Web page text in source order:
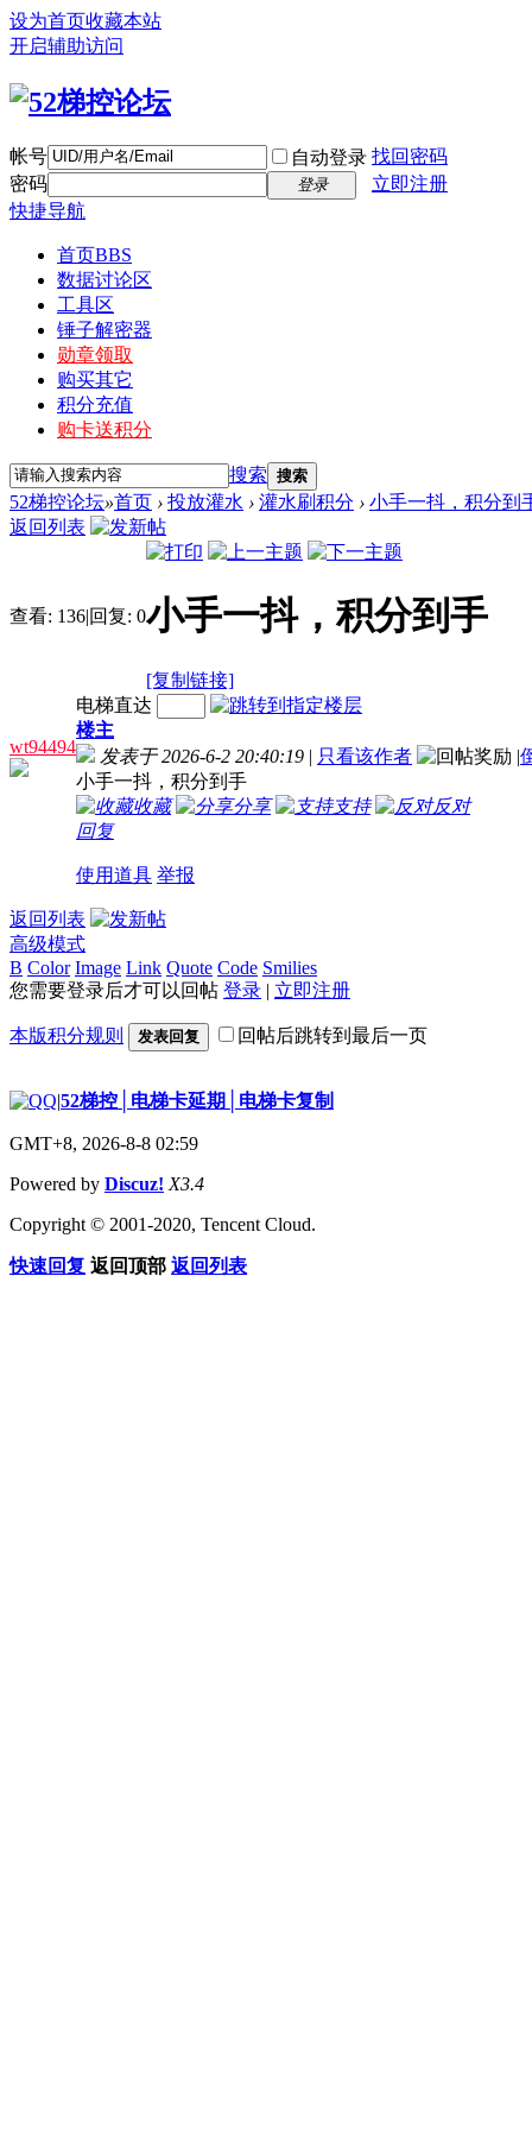
设为首页收藏本站
开启辅助访问
帐号 自动登录 找回密码
密码
登录
立即注册
快捷导航
首页BBS
数据讨论区
工具区
锤子解密器
勋章领取
购买其它
积分充值
购卡送积分
搜索 搜索
52梯控论坛»首页 › 投放灌水 › 灌水刷积分 › 小手一抖，积分到
返回列表
查看: 136|回复: 0小手一抖，积分到手
[复制链接]
wt94494
电梯直达
楼主
发表于 2026-6-2 20:40:19 | 只看该作者 |
小手一抖，积分到手
收藏
分享 支持
反对
回复
使用道具 举报
返回列表
高级模式
B Color Image Link Quote Code Smilies
您需要登录后才可以回帖 登录 | 立即注册
本版积分规则 发表回复 回帖后跳转到最后一页
|52梯控│电梯卡延期│电梯卡复制
GMT+8, 2026-8-8 02:59
Powered by Discuz! X3.4
Copyright © 2001-2020, Tencent Cloud.
快速回复 返回顶部 返回列表